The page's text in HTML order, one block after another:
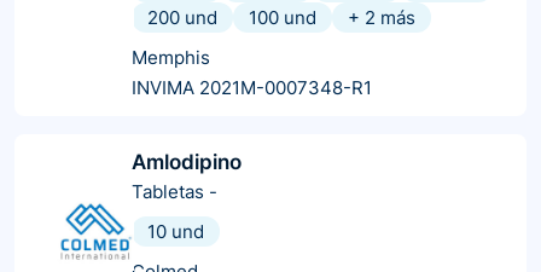
200 und
100 und + 2 más
Memphis
INVIMA 2021M-0007348-R1
Amlodipino
Tabletas -
10 und